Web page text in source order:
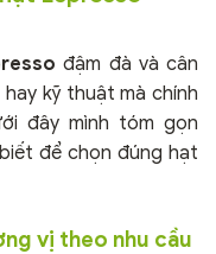
đậm đà và cân
kỹ thuật mà chính
đây mình tóm gọn
để chọn đúng hạt
vị theo nhu cầu